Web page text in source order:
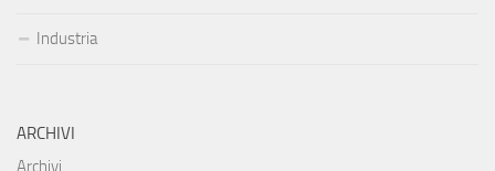
Industria
ARCHIVI
Archivi